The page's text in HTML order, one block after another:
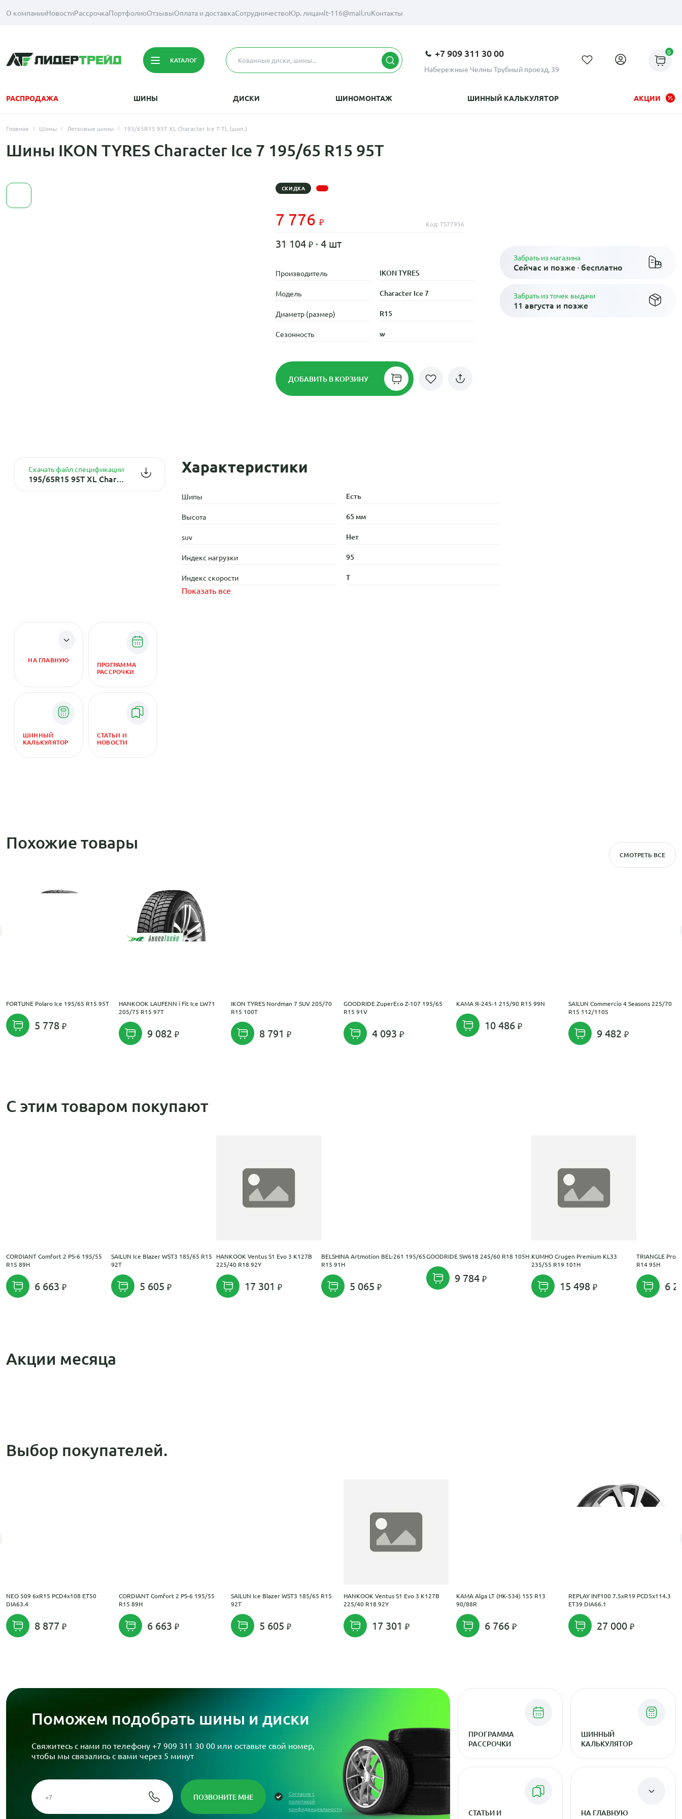
О компанииНовостиРассрочкаПортфолиоОтзывыОплата и доставкаСотрудничествоЮр. лицамlt-116@mail.ruКонтакты
КАТАЛОГ
+7 909 311 30 00
Набережные Челны Трубный проезд, 39
0
РАСПРОДАЖА ШИНЫ ДИСКИ ШИНОМОНТАЖ ШИННЫЙ КАЛЬКУЛЯТОР АКЦИИ
Главная Шины Легковые шины 195/65R15 95T XL Character Ice 7 TL (шип.)
Шины IKON TYRES Character Ice 7 195/65 R15 95T
СКИДКА
7 776 Код: TS77956
31 104 · 4 шт
Производитель IKON TYRES
Модель Character Ice 7
Диаметр (размер) R15
Сезонность w
ДОБАВИТЬ В КОРЗИНУ
Забрать из магазина
Сейчас и позже · бесплатно
Забрать из точек выдачи
11 августа и позже
Скачать файл спецификации
195/65R15 95T XL Character Ice 7 TL (шип.)
Характеристики
Шипы Есть
Высота 65 мм
suv Нет
Индекс нагрузки 95
Индекс скорости T
Показать все
НА ГЛАВНУЮ
ПРОГРАММА
РАССРОЧКИ
ШИННЫЙ
КАЛЬКУЛЯТОР
СТАТЬИ И
НОВОСТИ
Похожие товары
СМОТРЕТЬ ВСЕ
FORTUNE Polaro Ice 195/65 R15 95T
5 778
HANKOOK LAUFENN i Fit Ice LW71
205/75 R15 97T
9 082
IKON TYRES Nordman 7 SUV 205/70
R15 100T
8 791
GOODRIDE ZuperEco Z-107 195/65
R15 91V
4 093
KAMA Я-245-1 215/90 R15 99N
10 486
SAILUN Commercio 4 Seasons 225/70
R15 112/110S
9 482
С этим товаром покупают
CORDIANT Comfort 2 PS-6 195/55
R15 89H
6 663
SAILUN Ice Blazer WST3 185/65 R15
92T
5 605
HANKOOK Ventus S1 Evo 3 K127B
225/40 R18 92Y
17 301
BELSHINA Artmotion BEL-261 195/65
R15 91H
5 065
GOODRIDE SW618 245/60 R18 105H
9 784
KUMHO Crugen Premium KL33
235/55 R19 101H
15 498
TRIANGLE
R14 95H
6
Акции месяца
Выбор покупателей.
NEO 509 6xR15 PCD4x108 ET50
DIA63.4
8 877
CORDIANT Comfort 2 PS-6 195/55
R15 89H
6 663
SAILUN Ice Blazer WST3 185/65 R15
92T
5 605
HANKOOK Ventus S1 Evo 3 K127B
225/40 R18 92Y
17 301
KAMA Alga LT (НК-534) 155 R13
90/88R
6 766
REPLAY INF100 7.5xR19 PCD5x114.3
ET39 DIA66.1
27 000
Поможем подобрать шины и диски
Свяжитесь с нами по телефону +7 909 311 30 00 или оставьте свой номер,
чтобы мы связались с вами через 5 минут
Согласие с
политикой
конфиденциальности
ПРОГРАММА
РАССРОЧКИ
ШИННЫЙ
КАЛЬКУЛЯТОР
СТАТЬИ И
НА ГЛАВНУЮ